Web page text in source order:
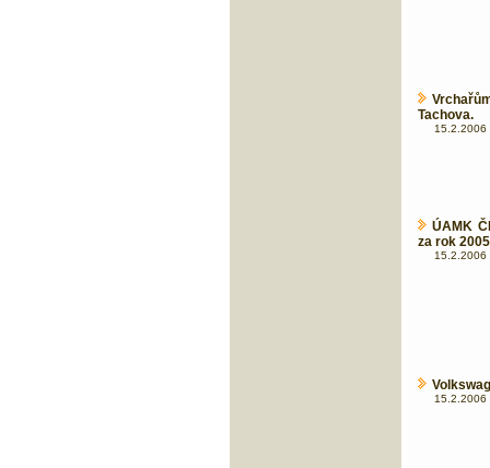
Tachova.
15.2.2006
ÚAMK
za rok 2005
15.2.2006
15.2.2006